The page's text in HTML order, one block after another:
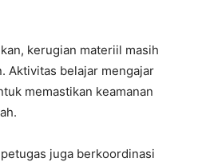
kerugian materiil masih
Aktivitas belajar mengajar
memastikan keamanan
juga berkoordinasi